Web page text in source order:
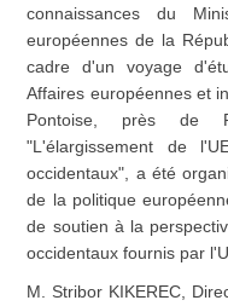
connaissances du
européennes de la
cadre d'un voyage
Affaires européennes et
Pontoise, près de
"L'élargissement de
occidentaux", a été
de la politique
de soutien à la
occidentaux fournis par
M. Stribor KIKEREC,